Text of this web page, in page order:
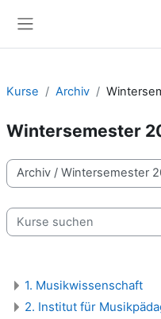
Kurse Archiv
Wintersemester
Kursbereiche
Kurse suchen
1. Musikwissenschaft
2. Institut für